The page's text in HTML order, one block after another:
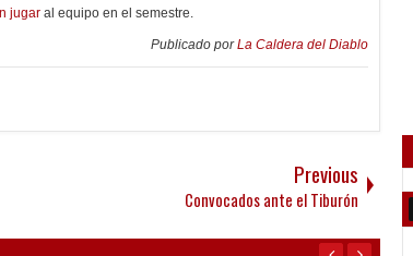
jugar al equipo en el semestre.
Publicado porLa Caldera del Diablo
Previous
Convocados ante el Tiburón